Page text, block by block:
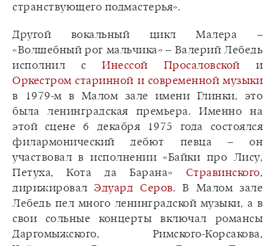
странствующего подмастерья».
Другой вокальный цикл Малера –
«Волшебный рог мальчика» – Валерий Лебедь
исполнил сИнессой Просаловской и
Оркестром старинной и современной музыки
в 1979-м в Малом зале имени Глинки, это
была ленинградская премьера. Именно на
этой сцене 6 декабря 1975 года состоялся
филармонический дебют певца – он
участвовал в исполнении «Байки про Лису,
Петуха, Кота да Барана» Стравинского,
дирижировалЭдуард Серов. В Малом зале
Лебедь пел много ленинградской музыки, а в
свои сольные концерты включал романсы
Даргомыжского, Римского-Корсакова,